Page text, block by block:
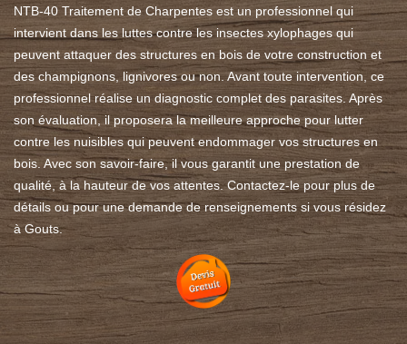
NTB-40 Traitement de Charpentes est un professionnel qui
intervient dans les luttes contre les insectes xylophages qui
peuvent attaquer des structures en bois de votre construction et
des champignons, lignivores ou non. Avant toute intervention, ce
professionnel réalise un diagnostic complet des parasites. Après
son évaluation, il proposera la meilleure approche pour lutter
contre les nuisibles qui peuvent endommager vos structures en
bois. Avec son savoir-faire, il vous garantit une prestation de
qualité, à la hauteur de vos attentes. Contactez-le pour plus de
détails ou pour une demande de renseignements si vous résidez
à Gouts.